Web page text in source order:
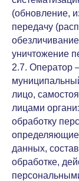
(обновление,
передачу
уничтожение
2.7. Оператор
лицо,
лицами
обработку
определяющие
данных,
обработке,